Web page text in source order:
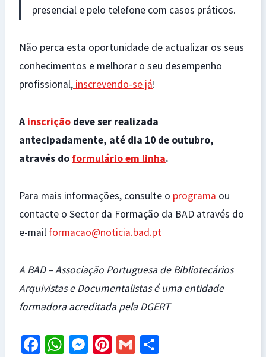
presencial e pelo telefone com casos práticos.
Não perca esta oportunidade de actualizar os seus
conhecimentos e melhorar o seu desempenho
profissional, inscrevendo-se já!
A inscrição deve ser realizada
antecipadamente, até dia 10 de outubro,
através do formulário em linha.
Para mais informações, consulte o programa ou
contacte o Sector da Formação da BAD através do
e-mail formacao@noticia.bad.pt
A BAD – Associação Portuguesa de Bibliotecários
Arquivistas e Documentalistas é uma entidade
formadora acreditada pela DGERT
Fa W M Pi G